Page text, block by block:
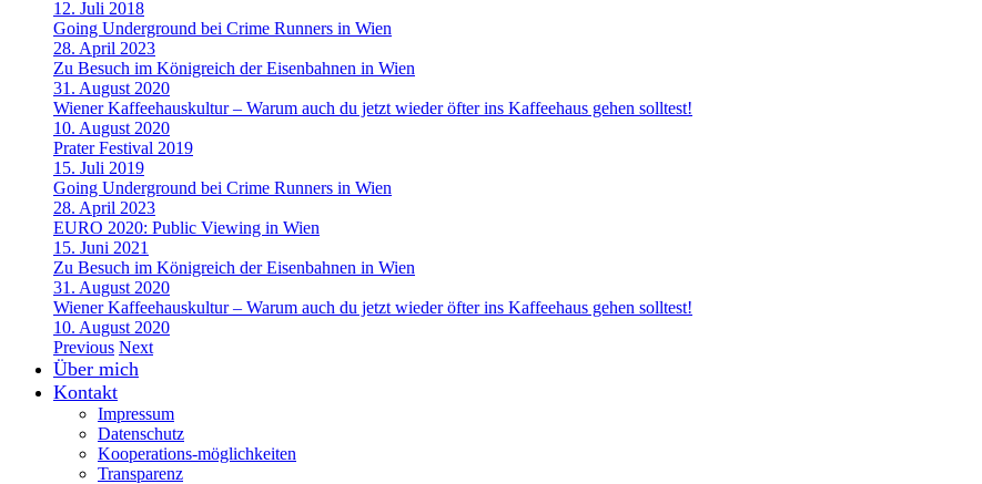
12. Juli 2018
Going Underground bei Crime Runners in Wien
28. April 2023
Zu Besuch im Königreich der Eisenbahnen in Wien
31. August 2020
Wiener Kaffeehauskultur – Warum auch du jetzt wieder öfter ins Kaffeehaus gehen solltest!
10. August 2020
Prater Festival 2019
15. Juli 2019
Going Underground bei Crime Runners in Wien
28. April 2023
EURO 2020: Public Viewing in Wien
15. Juni 2021
Zu Besuch im Königreich der Eisenbahnen in Wien
31. August 2020
Wiener Kaffeehauskultur – Warum auch du jetzt wieder öfter ins Kaffeehaus gehen solltest!
10. August 2020
Previous Next
Über mich
Kontakt
Impressum
Datenschutz
Kooperations-möglichkeiten
Transparenz